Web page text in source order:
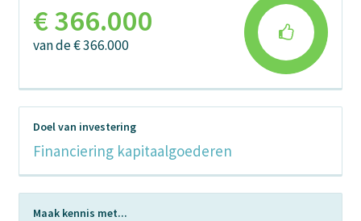
€ 366.000
van de € 366.000
Doel van investering
Financiering kapitaalgoederen
Maak kennis met...